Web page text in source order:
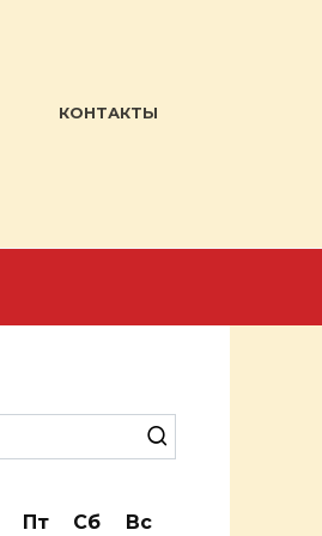
КОНТАКТЫ
Пт Сб Вс